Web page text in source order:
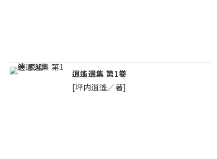
逍遙選集 第1巻
[坪内逍遙／著]